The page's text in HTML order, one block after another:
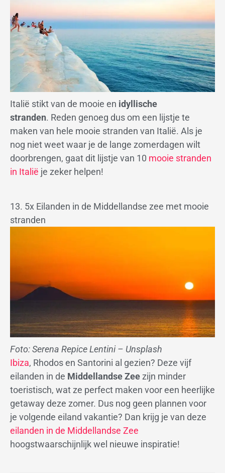
Italië stikt van de mooie en idyllische
stranden. Reden genoeg dus om een lijstje te
maken van hele mooie stranden van Italië. Als je
nog niet weet waar je de lange zomerdagen wilt
doorbrengen, gaat dit lijstje van 10 mooie stranden
in Italië je zeker helpen!
13. 5x Eilanden in de Middellandse zee met mooie
stranden
Foto: Serena Repice Lentini – Unsplash
Ibiza, Rhodos en Santorini al gezien? Deze vijf
eilanden in de Middellandse Zeezijn minder
toeristisch, wat ze perfect maken voor een heerlijke
getaway deze zomer. Dus nog geen plannen voor
je volgende eiland vakantie? Dan krijg je van deze
eilanden in de Middellandse Zee
hoogstwaarschijnlijk wel nieuwe inspiratie!